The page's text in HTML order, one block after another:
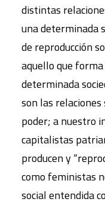
distintas
una determinada
de reproducción
aquello que
determinada
son las
poder; a nuestro
capitalistas
producen y
como feministas
social entendida